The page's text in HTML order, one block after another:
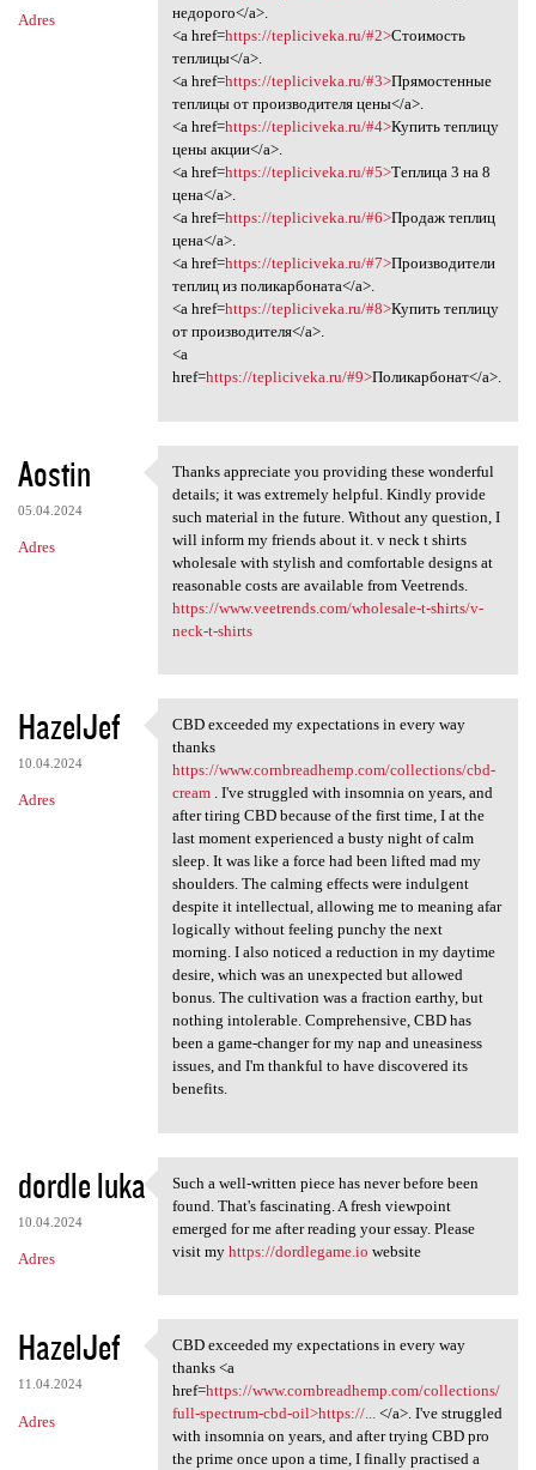
Adres
недорого</a>.
<a href=https://tepliciveka.ru/#2>Стоимость
теплицы</a>.
<a href=https://tepliciveka.ru/#3>Прямостенные
теплицы от производителя цены</a>.
<a href=https://tepliciveka.ru/#4>Купить теплицу
цены акции</a>.
<a href=https://tepliciveka.ru/#5>Теплица 3 на 8
цена</a>.
<a href=https://tepliciveka.ru/#6>Продаж теплиц
цена</a>.
<a href=https://tepliciveka.ru/#7>Производители
теплиц из поликарбоната</a>.
<a href=https://tepliciveka.ru/#8>Купить теплицу
от производителя</a>.
<a
href=https://tepliciveka.ru/#9>Поликарбонат</a>.
Aostin
05.04.2024
Adres
Thanks appreciate you
Thanks appreciate you providing these wonderful
details; it was extremely helpful. Kindly provide
such material in the future. Without any question, I
will inform my friends about it. v neck t shirts
wholesale with stylish and comfortable designs at
reasonable costs are available from Veetrends.
https://www.veetrends.com/wholesale-t-shirts/v-
neck-t-shirts
HazelJef
10.04.2024
Adres
CBD exceeded my expectations
CBD exceeded my expectations in every way
thanks
https://www.cornbreadhemp.com/collections/cbd-
cream. I've struggled with insomnia on years, and
after tiring CBD because of the first time, I at the
last moment experienced a busty night of calm
sleep. It was like a force had been lifted mad my
shoulders. The calming effects were indulgent
despite it intellectual, allowing me to meaning afar
logically without feeling punchy the next
morning. I also noticed a reduction in my daytime
desire, which was an unexpected but allowed
bonus. The cultivation was a fraction earthy, but
nothing intolerable. Comprehensive, CBD has
been a game-changer for my nap and uneasiness
issues, and I'm thankful to have discovered its
benefits.
dordle luka
10.04.2024
Adres
Such a well-written piece has
Such a well-written piece has never before been
found. That's fascinating. A fresh viewpoint
emerged for me after reading your essay. Please
visit my https://dordlegame.io website
HazelJef
11.04.2024
Adres
CBD exceeded my expectations
CBD exceeded my expectations in every way
thanks <a
href=https://www.cornbreadhemp.com/collections/
full-spectrum-cbd-oil>https://...</a>. I've struggled
with insomnia on years, and after trying CBD pro
the prime once upon a time, I finally practised a